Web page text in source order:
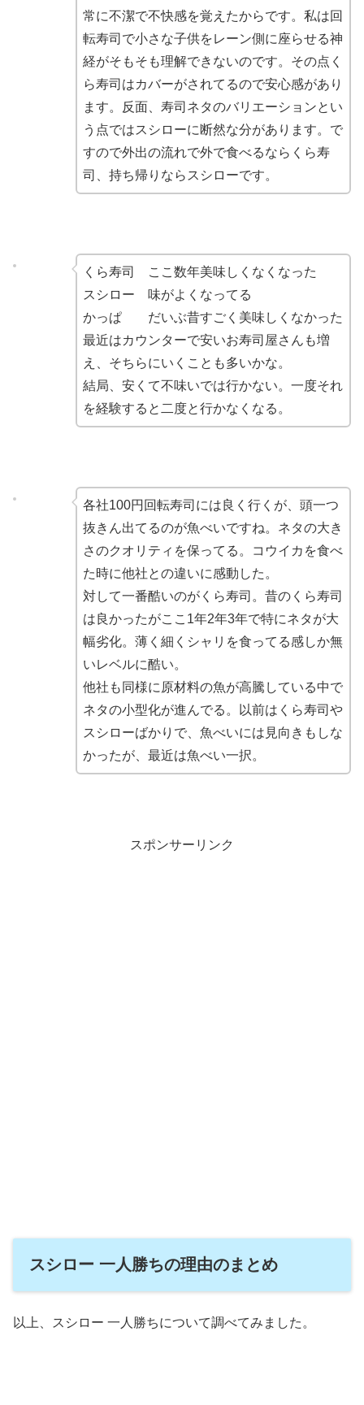
常に不潔で不快感を覚えたからです。私は回
転寿司で小さな子供をレーン側に座らせる神
経がそもそも理解できないのです。その点く
ら寿司はカバーがされてるので安心感があり
ます。反面、寿司ネタのバリエーションとい
う点ではスシローに断然な分があります。で
すので外出の流れで外で食べるならくら寿
司、持ち帰りならスシローです。
くら寿司 ここ数年美味しくなくなった
スシロー 味がよくなってる
かっぱ だいぶ昔すごく美味しくなかった
最近はカウンターで安いお寿司屋さんも増
え、そちらにいくことも多いかな。
結局、安くて不味いでは行かない。一度それ
を経験すると二度と行かなくなる。
各社100円回転寿司には良く行くが、頭一つ
抜きん出てるのが魚べいですね。ネタの大き
さのクオリティを保ってる。コウイカを食べ
た時に他社との違いに感動した。
対して一番酷いのがくら寿司。昔のくら寿司
は良かったがここ1年2年3年で特にネタが大
幅劣化。薄く細くシャリを食ってる感しか無
いレベルに酷い。
他社も同様に原材料の魚が高騰している中で
ネタの小型化が進んでる。以前はくら寿司や
スシローばかりで、魚べいには見向きもしな
かったが、最近は魚べい一択。
スポンサーリンク
スシロー 一人勝ちの理由のまとめ
以上、スシロー 一人勝ちについて調べてみました。